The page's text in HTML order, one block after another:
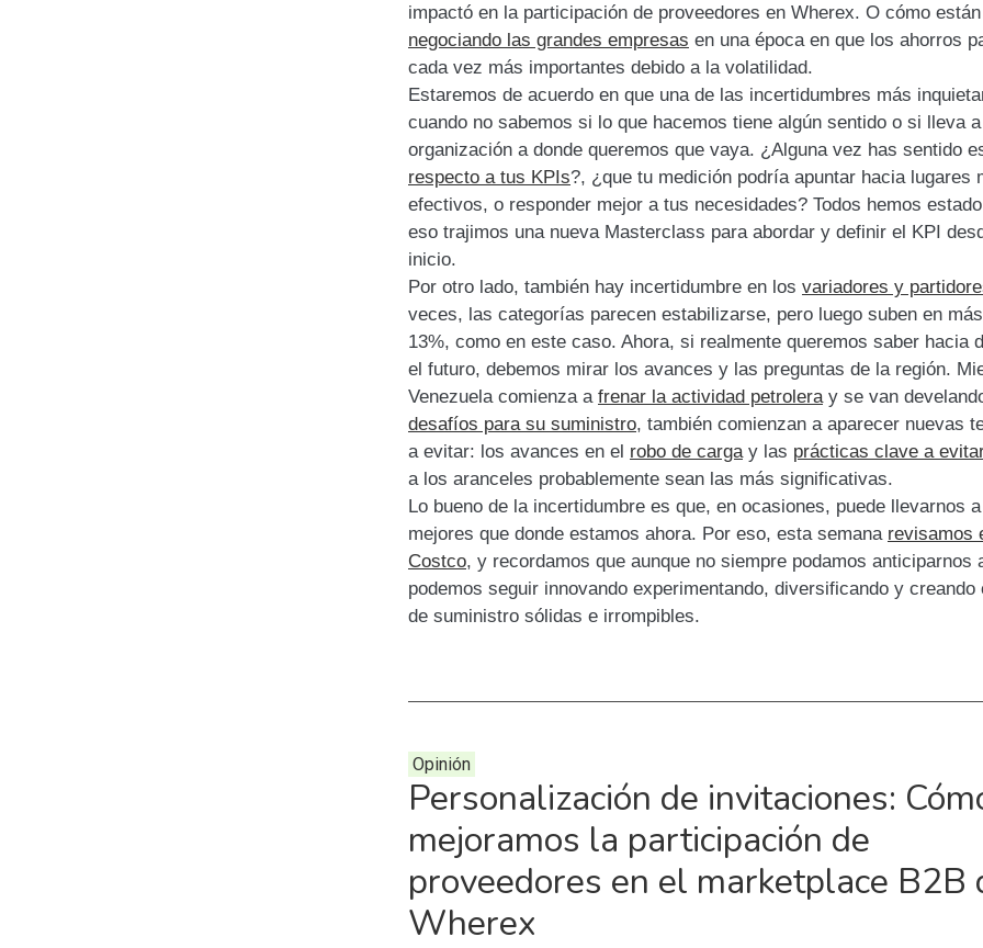
impactó en la participación de proveedores en Wherex. O cómo están
negociando las grandes empresas en una época en que los ahorros
cada vez más importantes debido a la volatilidad.
Estaremos de acuerdo en que una de las incertidumbres más
cuando no sabemos si lo que hacemos tiene algún sentido o si lleva
organización a donde queremos que vaya. ¿Alguna vez has sentido
respecto a tus KPIs?, ¿que tu medición podría apuntar hacia lugares
efectivos, o responder mejor a tus necesidades? Todos hemos
eso trajimos una nueva Masterclass para abordar y definir el KPI
inicio.
Por otro lado, también hay incertidumbre en los variadores y
veces, las categorías parecen estabilizarse, pero luego suben en
13%, como en este caso. Ahora, si realmente queremos saber hacia
el futuro, debemos mirar los avances y las preguntas de la región.
Venezuela comienza a frenar la actividad petrolera y se van
desafíos para su suministro, también comienzan a aparecer nuevas
a evitar: los avances en el robo de carga y las prácticas clave a
a los aranceles probablemente sean las más significativas.
Lo bueno de la incertidumbre es que, en ocasiones, puede llevarnos
mejores que donde estamos ahora. Por eso, esta semana revisamos
Costco, y recordamos que aunque no siempre podamos anticiparnos
podemos seguir innovando experimentando, diversificando y creando
de suministro sólidas e irrompibles.
Opinión
Personalización de invitaciones:
mejoramos la participación de
proveedores en el marketplace B2B
Wherex